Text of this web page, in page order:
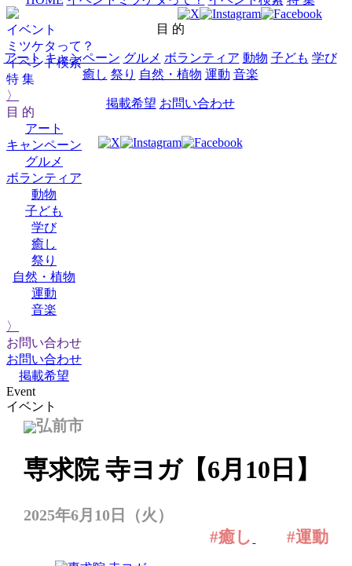
イベント
ミツケタって？
イベント検索
特 集
〉
目 的
アート
キャンペーン
グルメ
ボランティア
動物
子ども
学び
癒し
祭り
自然・植物
運動
音楽
〉
お問い合わせ
お問い合わせ
掲載希望
目 的
アート キャンペーン グルメ ボランティア 動物 子ども 学び
癒し 祭り 自然・植物 運動 音楽
掲載希望 お問い合わせ
Event
イベント
弘前市
専求院 寺ヨガ【6月10日】
2025年6月10日（火）
#癒し #運動